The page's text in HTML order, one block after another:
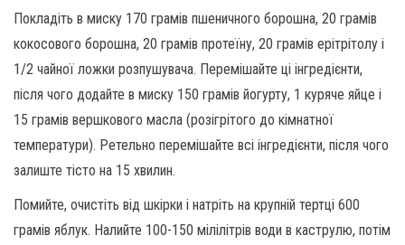
Покладіть в миску 170 грамів пшеничного борошна, 20 грамів
кокосового борошна, 20 грамів протеїну, 20 грамів ерітрітолу і
1/2 чайної ложки розпушувача. Перемішайте ці інгредієнти,
після чого додайте в миску 150 грамів йогурту, 1 куряче яйце і
15 грамів вершкового масла (розігрітого до кімнатної
температури). Ретельно перемішайте всі інгредієнти, після чого
залиште тісто на 15 хвилин.
Помийте, очистіть від шкірки і натріть на крупній тертці 600
грамів яблук. Налийте 100-150 мілілітрів води в каструлю, потім